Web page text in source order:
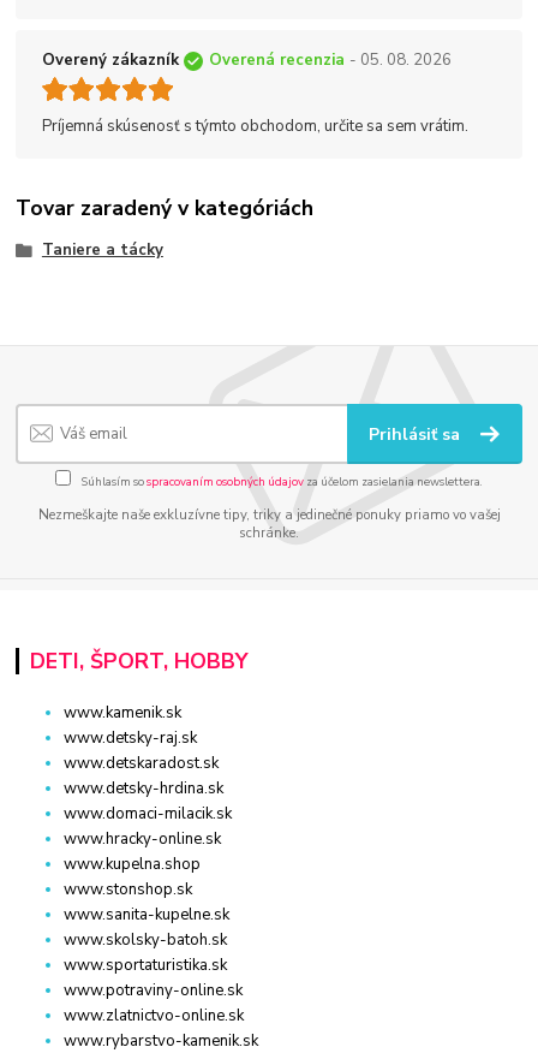
Overený zákazník Overená recenzia - 05. 08. 2026
Príjemná skúsenosť s týmto obchodom, určite sa sem vrátim.
Tovar zaradený v kategóriách
Taniere a tácky
Prihlásiť sa
Súhlasím sospracovaním osobných údajov za účelom zasielania newslettera.
Nezmeškajte naše exkluzívne tipy, triky a jedinečné ponuky priamo vo vašej
schránke.
DETI, ŠPORT, HOBBY
www.kamenik.sk
www.detsky-raj.sk
www.detskaradost.sk
www.detsky-hrdina.sk
www.domaci-milacik.sk
www.hracky-online.sk
www.kupelna.shop
www.stonshop.sk
www.sanita-kupelne.sk
www.skolsky-batoh.sk
www.sportaturistika.sk
www.potraviny-online.sk
www.zlatnictvo-online.sk
www.rybarstvo-kamenik.sk